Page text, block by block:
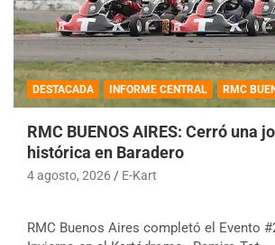
DESTACADA INFORME CENTRAL RMC
RMC BUENOS AIRES: Cerró una
histórica en Baradero
4 agosto, 2026 E-Kart
RMC Buenos Aires completó el Evento